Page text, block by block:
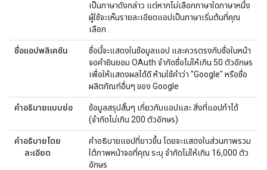
เป็นภาษาดังกล่าว แต่หากไม่เลือกภาษาใดภาษาหนึ่ง
ผู้ใช้จะเห็นรายละเอียดแอปเป็นภาษาเริ่มต้นที่คุณ
เลือก
ชื่อแอปพลิเคชัน
ชื่อนี้จะแสดงในข้อมูลแอป และควรตรงกับชื่อในหน้า
จอคำยินยอม OAuth จำกัดชื่อไม่ให้เกิน 50 ตัวอักษร
เพื่อให้แสดงผลได้ดี ห้ามใช้คำว่า "Google" หรือชื่อ
ผลิตภัณฑ์อื่นๆ ของ Google
คำอธิบายแบบย่อ
ข้อมูลสรุปสั้นๆ เกี่ยวกับแอปและ สิ่งที่แอปทำได้
(จำกัดไม่เกิน 200 ตัวอักษร)
คำอธิบายโดย
ละเอียด
คำอธิบายแอปที่ยาวขึ้น โดยจะแสดงในส่วนภาพรวม
ใต้ภาพหน้าจอที่คุณ ระบุ จำกัดไม่ให้เกิน 16,000 ตัว
อักษร